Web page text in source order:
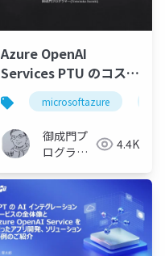
Azure OpenAI
Services PTU のコスト
に気をつけろ
microsoftazure
御成門プ
ログラマ
(Tomotaka
Suzuki)
4.4K